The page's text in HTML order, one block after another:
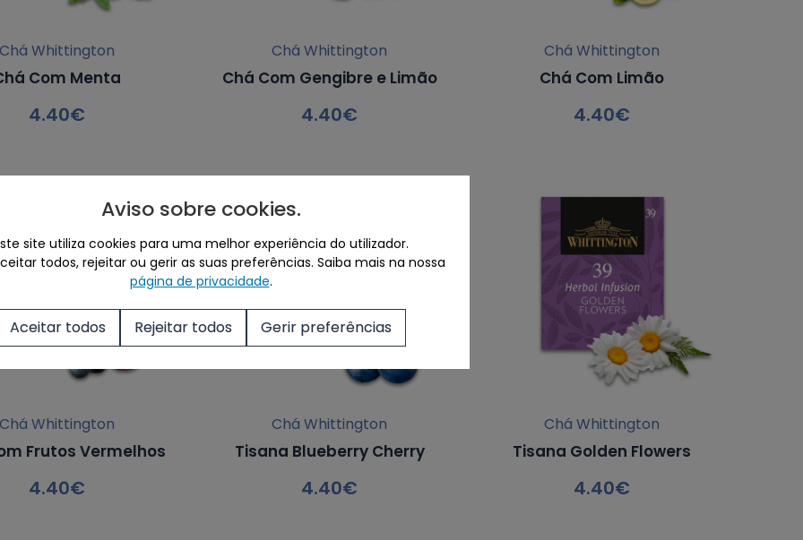
Chá Whittington
Com Menta
4.40€
Chá Whittington
Chá Com Gengibre e Limão
4.40€
Chá Whittington
Chá Com Limão
4.40€
Chá Whittington
Frutos Vermelhos
4.40€
Chá Whittington
Tisana Blueberry Cherry
4.40€
Chá Whittington
Tisana Golden Flowers
4.40€
Aviso sobre cookies.
site utiliza cookies para uma melhor experiência do utilizador.
todos, rejeitar ou gerir as suas preferências. Saiba mais na nossa
página de privacidade.
Aceitar todos Rejeitar todos Gerir preferências